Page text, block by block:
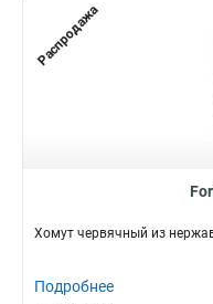
Распродажа
Хомут червячный из
Подробнее